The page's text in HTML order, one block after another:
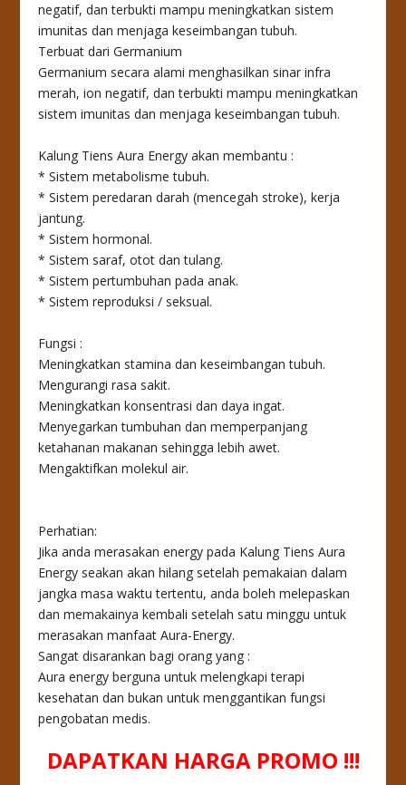
negatif, dan terbukti mampu meningkatkan sistem
imunitas dan menjaga keseimbangan tubuh.
Terbuat dari Germanium
Germanium secara alami menghasilkan sinar infra
merah, ion negatif, dan terbukti mampu meningkatkan
sistem imunitas dan menjaga keseimbangan tubuh.
Kalung Tiens Aura Energy akan membantu :
* Sistem metabolisme tubuh.
* Sistem peredaran darah (mencegah stroke), kerja
jantung.
* Sistem hormonal.
* Sistem saraf, otot dan tulang.
* Sistem pertumbuhan pada anak.
* Sistem reproduksi / seksual.
Fungsi :
Meningkatkan stamina dan keseimbangan tubuh.
Mengurangi rasa sakit.
Meningkatkan konsentrasi dan daya ingat.
Menyegarkan tumbuhan dan memperpanjang
ketahanan makanan sehingga lebih awet.
Mengaktifkan molekul air.
Perhatian:
Jika anda merasakan energy pada Kalung Tiens Aura
Energy seakan akan hilang setelah pemakaian dalam
jangka masa waktu tertentu, anda boleh melepaskan
dan memakainya kembali setelah satu minggu untuk
merasakan manfaat Aura-Energy.
Sangat disarankan bagi orang yang :
Aura energy berguna untuk melengkapi terapi
kesehatan dan bukan untuk menggantikan fungsi
pengobatan medis.
DAPATKAN HARGA PROMO !!!